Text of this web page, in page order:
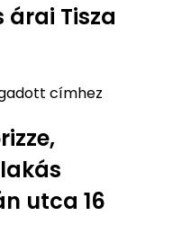
árai Tisza
címhez
utca 16